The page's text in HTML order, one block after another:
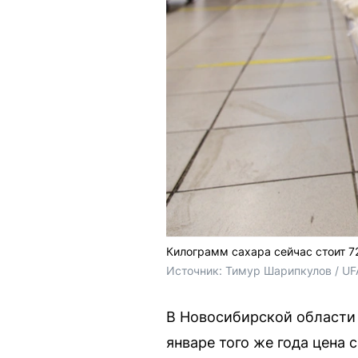
Килограмм сахара сейчас стоит
Источник: Тимур Шарипкулов /
В Новосибирской
январе того же года цена